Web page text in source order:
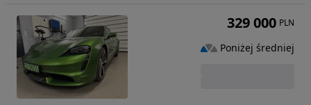
329 000 PLN
Poniżej średniej